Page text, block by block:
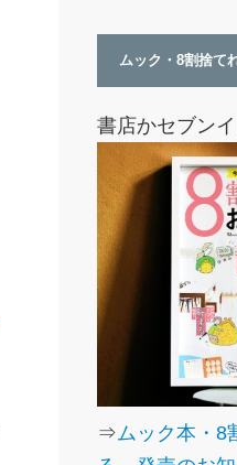
ムック・8割捨て
書店かセブン
⇒ムック本・8